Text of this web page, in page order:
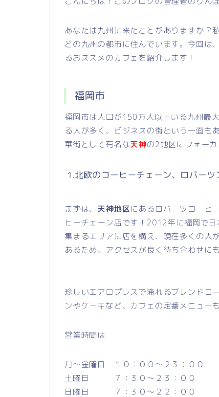
あなたは九州に来たことがありますか？
どの九州の都市に住んでいます。今回は
るおススメのカフェを紹介します！
福岡市
福岡市は人口が150万人以上いる九州最
る人が多く、ビジネスの街という一面も
華街として有名な天神の2地区にフォー
1.北欧のコーヒーチェーン、ロバーツ
まずは、 天神地区にあるロバーツコーヒ
ヒーチェーン店です！2012年に福岡で
集まるエリアに店を構え、現在多くの人
あるため、アクセスが良く待ち合わせに
珍しいエアロプレスで淹れるブレンドコ
ンやケーキなど、カフェの定番メニュー
営業時間は
月～金曜日 １０：００～２３：００
土曜日 ７：３０～２３：００
日曜日 ７：３０～２２：００